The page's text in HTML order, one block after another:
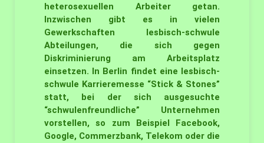
heterosexuellen Arbeiter getan.
Inzwischen gibt es in vielen
Gewerkschaften lesbisch-schwule
Abteilungen, die sich gegen
Diskriminierung am Arbeitsplatz
einsetzen. In Berlin findet eine lesbisch-
schwule Karrieremesse “Stick & Stones”
statt, bei der sich ausgesuchte
“schwulenfreundliche” Unternehmen
vorstellen, so zum Beispiel Facebook,
Google, Commerzbank, Telekom oder die